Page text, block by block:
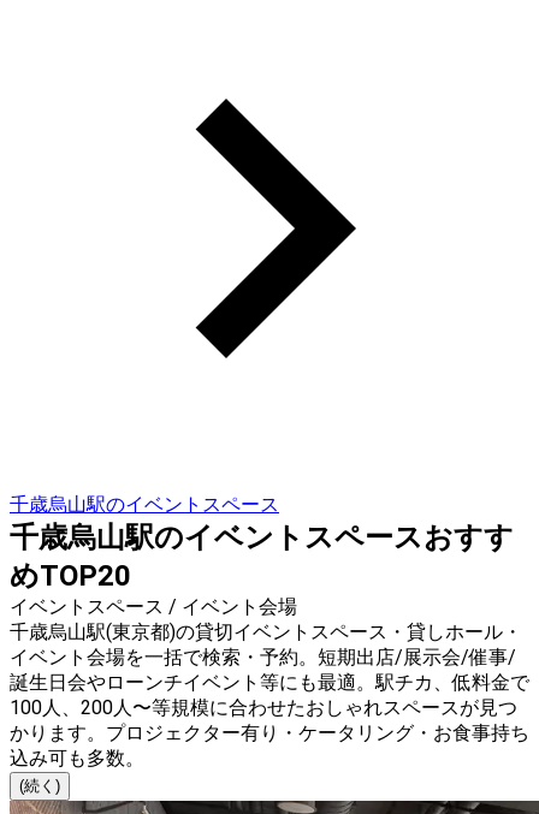
千歳烏山駅のイベントスペース
千歳烏山駅のイベントスペースおすす
めTOP20
イベントスペース / イベント会場
千歳烏山駅(東京都)の貸切イベントスペース・貸しホール・
イベント会場を一括で検索・予約。短期出店/展示会/催事/
誕生日会やローンチイベント等にも最適。駅チカ、低料金で
100人、200人〜等規模に合わせたおしゃれスペースが見つ
かります。プロジェクター有り・ケータリング・お食事持ち
込み可も多数。
(続く)